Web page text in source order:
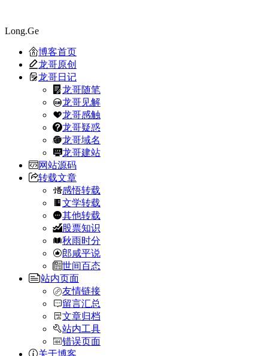
Long.Ge
博客首页
龙哥原创
龙哥日记
龙哥随笔
龙哥见解
龙哥感触
龙哥疑惑
龙哥域名
龙哥建站
网站源码
转载文章
感悟转载
文学转载
其他转载
股票知识
秋雨时分
郎咸平说
世间百态
站内页面
友情链接
留言汇总
文章归档
站内工具
错误页面
关于博客